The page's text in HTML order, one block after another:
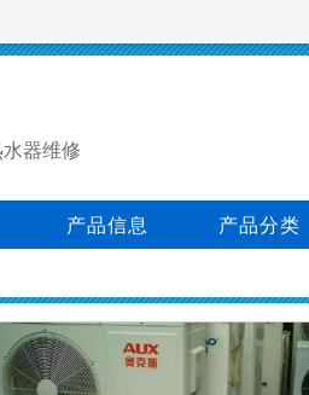
器维修
产品信息 产品分类